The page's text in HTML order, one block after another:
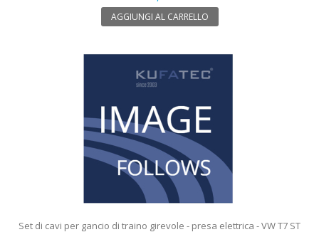
AGGIUNGI AL CARRELLO
Set di cavi per gancio di traino girevole - presa elettrica - VW T7 ST